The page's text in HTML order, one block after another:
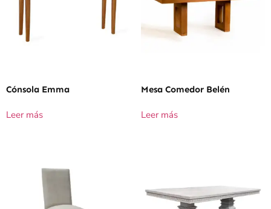
Cónsola Emma
Leer más
Mesa Comedor Belén
Leer más